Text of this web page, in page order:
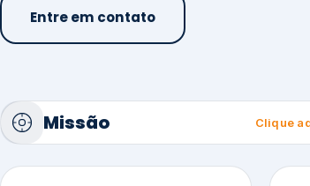
Entre em contato
Missão Clique